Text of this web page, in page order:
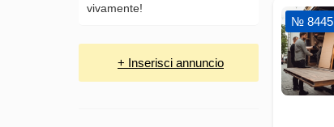
vivamente!
+ Inserisci annuncio
№ 8445